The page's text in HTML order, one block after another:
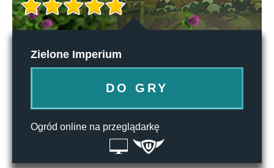
Zielone Imperium
DO GRY
Ogród online na przeglądarkę